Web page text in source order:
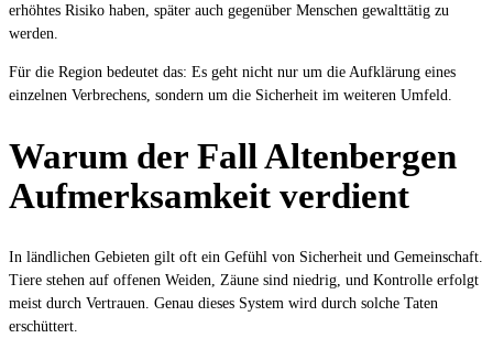
erhöhtes Risiko haben, später auch gegenüber Menschen gewalttätig zu
werden.
Für die Region bedeutet das: Es geht nicht nur um die Aufklärung eines
einzelnen Verbrechens, sondern um die Sicherheit im weiteren Umfeld.
Warum der Fall Altenbergen
Aufmerksamkeit verdient
In ländlichen Gebieten gilt oft ein Gefühl von Sicherheit und Gemeinschaft.
Tiere stehen auf offenen Weiden, Zäune sind niedrig, und Kontrolle erfolgt
meist durch Vertrauen. Genau dieses System wird durch solche Taten
erschüttert.